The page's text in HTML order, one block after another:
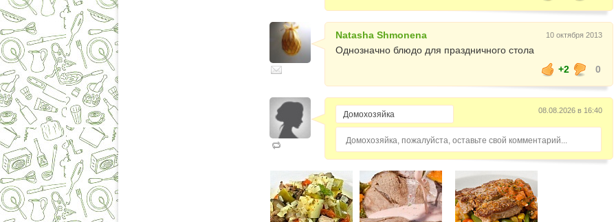
Natasha Shmonena 10 октября 2013
Однозначно блюдо для праздничного стола
+2
0
08.08.2026 в 16:40
Домохозяйка, пожалуйста, оставьте свой комментарий...